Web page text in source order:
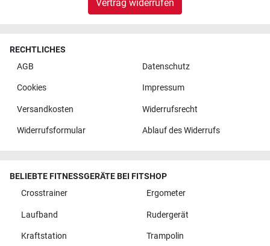
Vertrag widerrufen
RECHTLICHES
AGB
Datenschutz
Cookies Impressum
Versandkosten Widerrufsrecht
Widerrufsformular Ablauf des Widerrufs
BELIEBTE FITNESSGERÄTE BEI FITSHOP
Crosstrainer
Ergometer
Laufband Rudergerät
Kraftstation Trampolin